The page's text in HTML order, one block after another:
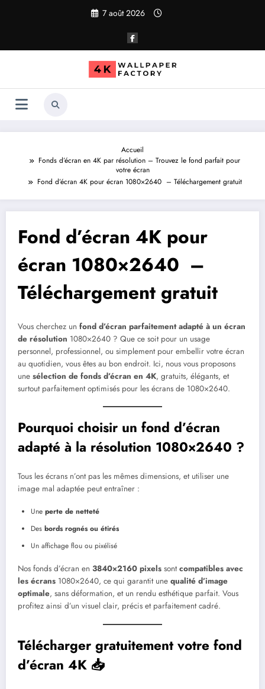
7 août 2026
Accueil
Fonds d’écran en 4K par résolution – Trouvez le fond parfait pour
votre écran
Fond d’écran 4K pour écran 1080×2640 – Téléchargement gratuit
Fond d’écran 4K pour
écran 1080×2640 –
Téléchargement gratuit
Vous cherchez un fond d’écran parfaitement adapté à un écran
de résolution 1080×2640 ? Que ce soit pour un usage
personnel, professionnel, ou simplement pour embellir votre écran
au quotidien, vous êtes au bon endroit. Ici, nous vous proposons
une sélection de fonds d’écran en 4K, gratuits, élégants, et
surtout parfaitement optimisés pour les écrans de 1080×2640.
Pourquoi choisir un fond d’écran
adapté à la résolution 1080×2640 ?
Tous les écrans n’ont pas les mêmes dimensions, et utiliser une
image mal adaptée peut entraîner :
Une perte de netteté
Des bords rognés ou étirés
Un affichage flou ou pixélisé
Nos fonds d’écran en 3840×2160 pixels sontcompatibles avec
les écrans 1080×2640, ce qui garantit une qualité d’image
optimale, sans déformation, et un rendu esthétique parfait. Vous
profitez ainsi d’un visuel clair, précis et parfaitement cadré.
Télécharger gratuitement votre fond
d’écran 4K 📥